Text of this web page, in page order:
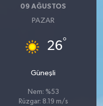
09 AĞUSTOS
PAZAR
26°
Güneşli
Nem: %53
Rüzgar: 8.19 m/s